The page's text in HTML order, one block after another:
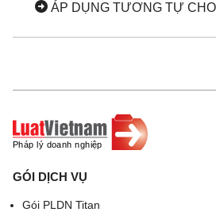
ÁP DỤNG TƯƠNG TỰ
GÓI DỊCH VỤ
Gói PLDN Titan